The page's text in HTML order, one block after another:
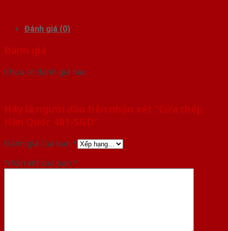
Đánh giá (0)
Đánh giá
Chưa có đánh giá nào.
Hãy là người đầu tiên nhận xét “Cửa thép
Hàn Quốc 401-SGD”
Đánh giá của bạn *
Nhận xét của bạn *